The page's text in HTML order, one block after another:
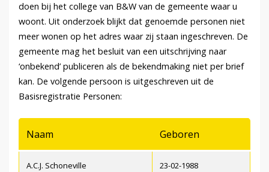
doen bij het college van B&W van de gemeente waar u
woont. Uit onderzoek blijkt dat genoemde personen niet
meer wonen op het adres waar zij staan ingeschreven. De
gemeente mag het besluit van een uitschrijving naar
‘onbekend’ publiceren als de bekendmaking niet per brief
kan. De volgende persoon is uitgeschreven uit de
Basisregistratie Personen:
Naam Geboren
A.C.J. Schoneville 23-02-1988